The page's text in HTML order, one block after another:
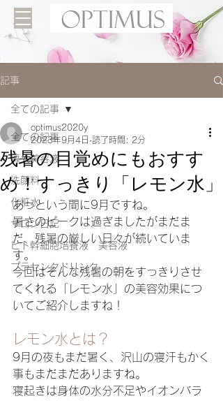
記事
全ての記事
導入美容液
洗顔料
化粧水
サロン日記
ヒト幹細胞培養液 美容液
プラセンタドリンク
全ての記事
残暑の目覚めにもおすす
め！すっきり「レモン水」
optimus2020y
2023年9月4日 読了時間: 2分
あっという間に9月ですね。
暑さのピークは過ぎましたがまだま
だ、残暑の厳しい日々が続いていま
す。
今回はそんな残暑の朝をすっきりさせ
てくれる「レモン水」の美容効果につ
いてご紹介しますね！
レモン水とは？
9月の夜もまだ暑く、沢山の寝汗もかく
事もまだまだありますね。
寝起きは身体の水分不足やイオンバラ